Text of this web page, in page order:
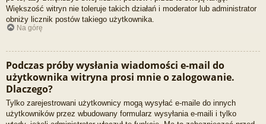
Większość witryn nie toleruje takich działań i moderator lub administrator
obniży licznik postów takiego użytkownika.
Na górę
Podczas próby wysłania wiadomości e-mail do
użytkownika witryna prosi mnie o zalogowanie.
Dlaczego?
Tylko zarejestrowani użytkownicy mogą wysyłać e-maile do innych
użytkowników przez wbudowany formularz wysyłania e-maili i tylko